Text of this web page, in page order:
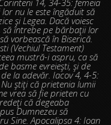
14, 34-35: femeia
nu le este îngăduit să
şi Legea. Dacă voiesc
să întrebe pe bărbaţii lor
vorbească în Biserică.
(Vechiul Testament)
mustră-i aspru, ca să
basme evreieşti, şi de
la adevăr. Iacov 4, 4-5:
ştiţi că prietenia lumii
vrea să fie prieten cu
că degeaba
Dumnezeu să
Sine. Apocalipsa 4: Ioan